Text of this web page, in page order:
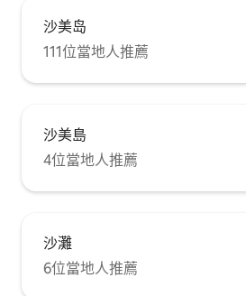
沙美岛
111位當地人推薦
沙美島
4位當地人推薦
沙灘
6位當地人推薦